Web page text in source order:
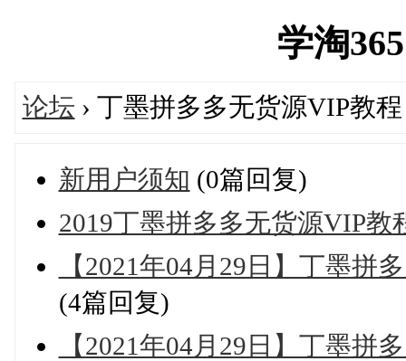
学淘
论坛 › 丁墨拼多多无货源VIP教程
新用户须知 (0篇回复)
2019丁墨拼多多无货源VIP教
【2021年04月29日】丁墨拼
(4篇回复)
【2021年04月29日】丁墨拼